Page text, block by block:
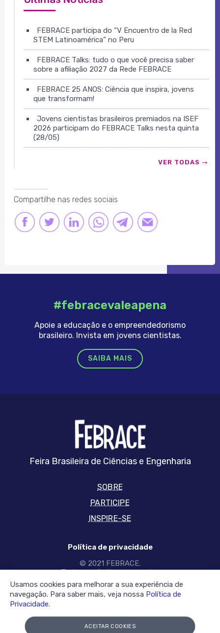
FEBRACE participa do “V Encuentro de la Red
STEM Latinoamérica” no Peru
FEBRACE Talks: tudo o que você precisa saber
sobre a afiliação 2027 da Rede FEBRACE
FEBRACE 25 ANOS: Ciência que inspira, jovens
que transformam!
Jovens cientistas brasileiros premiados na ISEF
2026 participam do FEBRACE Talks nesta quinta
(28/05)
VER TODAS
Compartilhe nas redes sociais
FACEBOOK
LINK
TWITTER
LINK
LINKEDIN
LINK
#febracevaleapena
Apoie a educação e o empreendedorismo
brasileiro. Invista em jovens cientistas.
SAIBA MAIS
FEBRRACE
Feira Brasileira de Ciências e Engenharia
SOBRE
PARTICIPE
INSPIRE-SE
Política de privacidade
© 2021 FEBRACE.
Todos os direitos reservados
SIGA-NOS NAS REDES
link
link
link
link
link
link
Usamos cookies para melhorar a sua experiência de
navegação. Para saber mais, veja nossa Política de
Privacidade.
ACEITAR COOKIES